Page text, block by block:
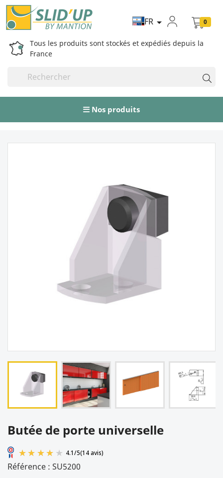
Tous les produits sont stockés et expédiés depuis la
France
FR  0
Nos produits
Butée de porte universelle
Référence : SU5200